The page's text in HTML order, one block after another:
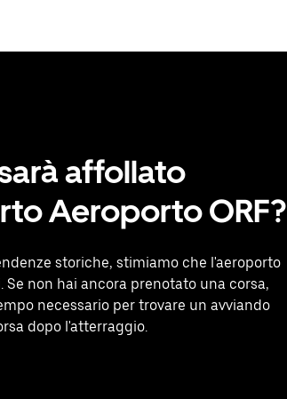
affollato
Aeroporto ORF?
storiche, stimiamo che l'aeroporto
Se non hai ancora prenotato una corsa,
necessario per trovare un avviando
dopo l'atterraggio.